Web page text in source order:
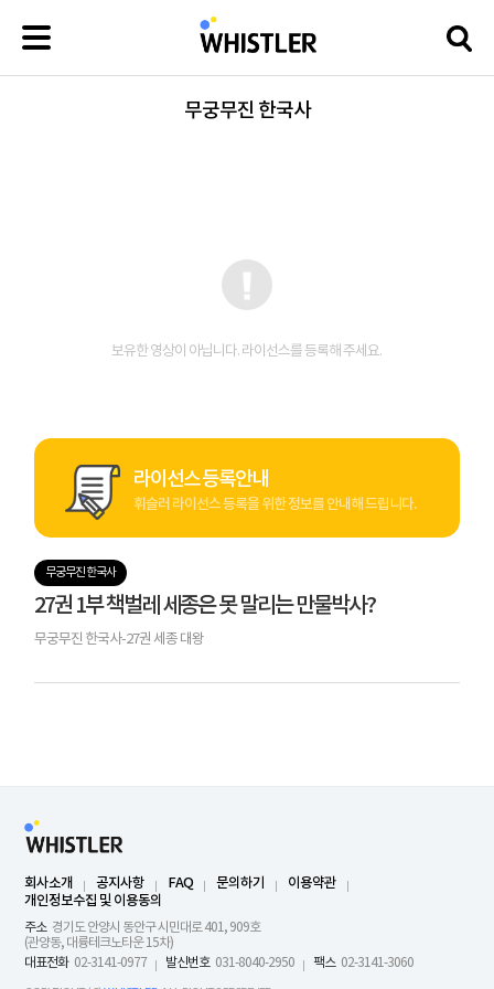
무궁무진 한국사
보유한 영상이 아닙니다. 라이선스를 등록해 주세요.
라이선스 등록안내
휘슬러 라이선스 등록을 위한 정보를 안내해 드립니다.
무궁무진 한국사
27권 1부 책벌레 세종은 못 말리는 만물박사?
무궁무진 한국사-27권 세종 대왕
회사소개 공지사항 FAQ 문의하기
이용약관
개인정보수집 및 이용동의
주소 경기도 안양시 동안구 시민대로 401, 909호
(관양동, 대륭테크노타운 15차)
대표전화 02-3141-0977 발신번호 031-8040-2950 팩스 02-3141-3060